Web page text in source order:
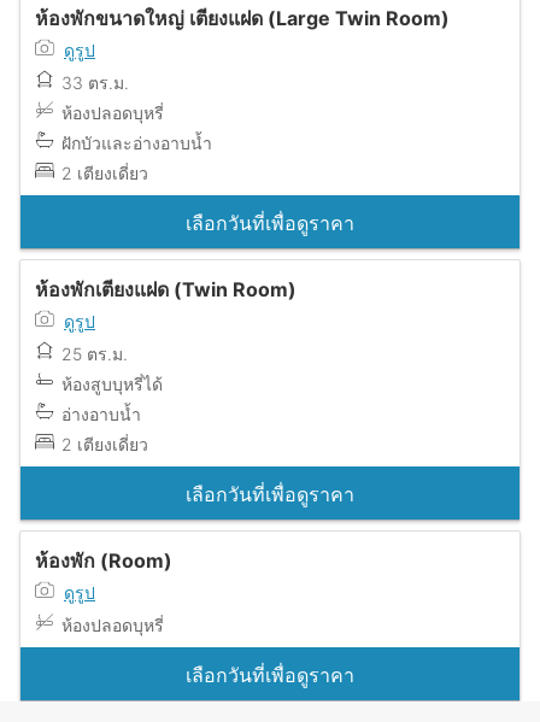
ห้องพักขนาดใหญ่ เตียงแฝด (Large Twin Room)
ดูรูป
33 ตร.ม.
ห้องปลอดบุหรี่
ฝักบัวและอ่างอาบน้ำ
2 เตียงเดี่ยว
เลือกวันที่เพื่อดูราคา
ห้องพักเตียงแฝด (Twin Room)
ดูรูป
25 ตร.ม.
ห้องสูบบุหรี่ได้
อ่างอาบน้ำ
2 เตียงเดี่ยว
เลือกวันที่เพื่อดูราคา
ห้องพัก (Room)
ดูรูป
ห้องปลอดบุหรี่
เลือกวันที่เพื่อดูราคา